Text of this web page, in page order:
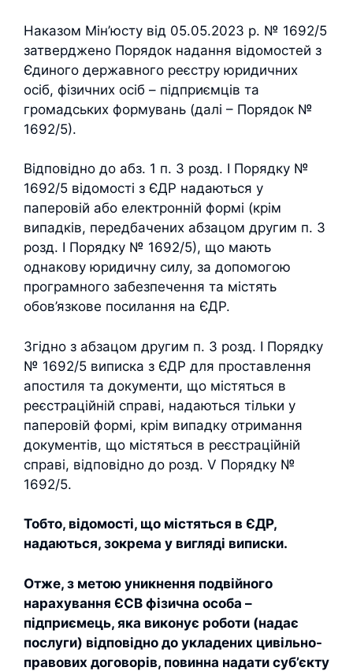
Наказом Мін’юсту від 05.05.2023 р. № 1692/5
затверджено Порядок надання відомостей з
Єдиного державного реєстру юридичних
осіб, фізичних осіб – підприємців та
громадських формувань (далі – Порядок №
1692/5).
Відповідно до абз. 1 п. 3 розд. І Порядку №
1692/5 відомості з ЄДР надаються у
паперовій або електронній формі (крім
випадків, передбачених абзацом другим п. 3
розд. І Порядку № 1692/5), що мають
однакову юридичну силу, за допомогою
програмного забезпечення та містять
обов’язкове посилання на ЄДР.
Згідно з абзацом другим п. 3 розд. І Порядку
№ 1692/5 виписка з ЄДР для проставлення
апостиля та документи, що містяться в
реєстраційній справі, надаються тільки у
паперовій формі, крім випадку отримання
документів, що містяться в реєстраційній
справі, відповідно до розд. V Порядку №
1692/5.
Тобто, відомості, що містяться в ЄДР,
надаються, зокрема у вигляді виписки.
Отже, з метою уникнення подвійного
нарахування ЄСВ фізична особа –
підприємець, яка виконує роботи (надає
послуги) відповідно до укладених цивільно-
правових договорів, повинна надати суб’єкту